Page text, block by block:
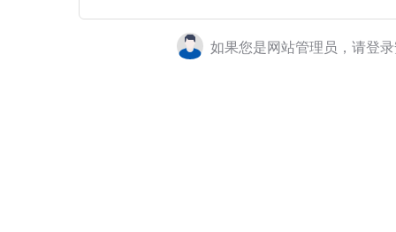
如果您是网站管理员，请登